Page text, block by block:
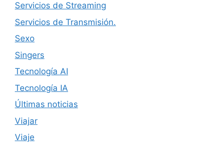
Servicios de Streaming
Servicios de Transmisión.
Sexo
Singers
Tecnología AI
Tecnología IA
Últimas noticias
Viajar
Viaje